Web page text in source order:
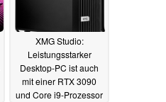
XMG Studio:
Leistungsstarker
Desktop-PC ist auch
mit einer RTX 3090
und Core i9-Prozessor